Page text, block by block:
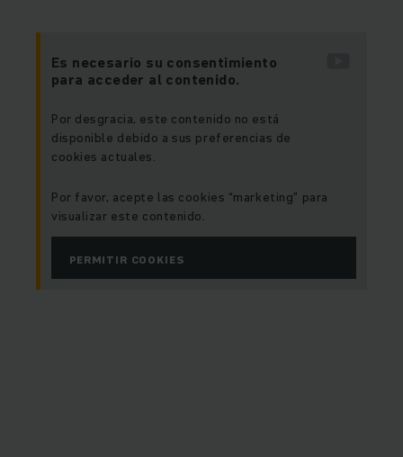
Es necesario su consentimiento
para acceder al contenido.
Por desgracia, este contenido no está
disponible debido a sus preferencias de
cookies actuales.
Por favor, acepte las cookies “marketing” para
visualizar este contenido.
PERMITIR COOKIES